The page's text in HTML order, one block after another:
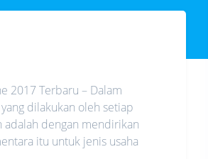
2017 Terbaru – Dalam
dilakukan oleh setiap
adalah dengan mendirikan
itu untuk jenis usaha